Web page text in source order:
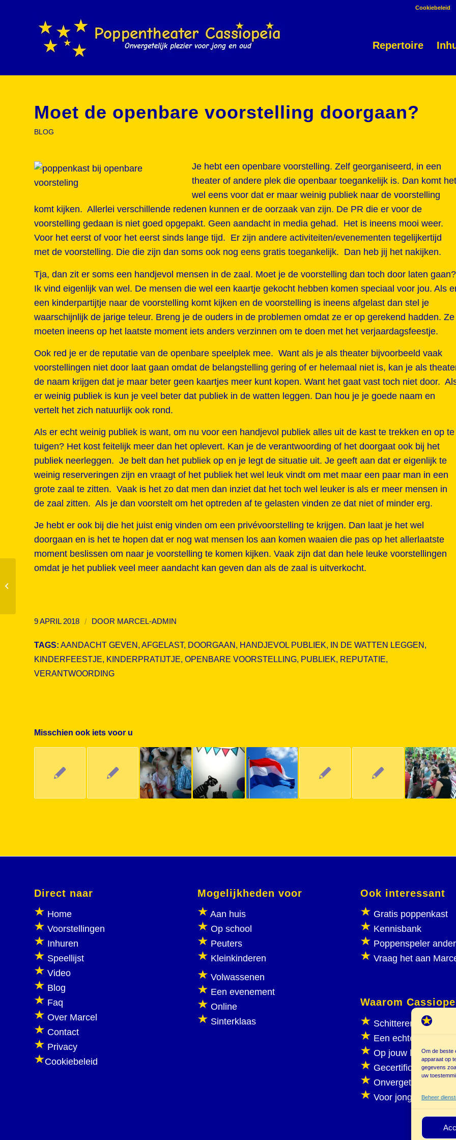
Om de beste
apparaat op
gegevens
uw
Beheer
Cookiebeleid
Repertoire
Moet de openbare voorstelling doorgaan?
BLOG
Je hebt een openbare voorstelling. Zelf georganiseerd, in een
theater of andere plek die openbaar toegankelijk is. Dan komt het
wel eens voor dat er maar weinig publiek naar de voorstelling
komt kijken. Allerlei verschillende redenen kunnen er de oorzaak van zijn. De PR die er voor de
voorstelling gedaan is niet goed opgepakt. Geen aandacht in media gehad. Het is ineens mooi weer.
Voor het eerst of voor het eerst sinds lange tijd. Er zijn andere activiteiten/evenementen tegelijkertijd
met de voorstelling. Die die zijn dan soms ook nog eens gratis toegankelijk. Dan heb jij het nakijken.
Tja, dan zit er soms een handjevol mensen in de zaal. Moet je de voorstelling dan toch door laten gaan?
Ik vind eigenlijk van wel. De mensen die wel een kaartje gekocht hebben komen speciaal voor jou. Als
een kinderpartijtje naar de voorstelling komt kijken en de voorstelling is ineens afgelast dan stel je
waarschijnlijk de jarige teleur. Breng je de ouders in de problemen omdat ze er op gerekend hadden. Ze
moeten ineens op het laatste moment iets anders verzinnen om te doen met het verjaardagsfeestje.
Ook red je er de reputatie van de openbare speelplek mee. Want als je als theater bijvoorbeeld vaak
voorstellingen niet door laat gaan omdat de belangstelling gering of er helemaal niet is, kan je als
de naam krijgen dat je maar beter geen kaartjes meer kunt kopen. Want het gaat vast toch niet door.
er weinig publiek is kun je veel beter dat publiek in de watten leggen. Dan hou je je goede naam en
vertelt het zich natuurlijk ook rond.
Als er echt weinig publiek is want, om nu voor een handjevol publiek alles uit de kast te trekken en op te
tuigen? Het kost feitelijk meer dan het oplevert. Kan je de verantwoording of het doorgaat ook bij het
publiek neerleggen. Je belt dan het publiek op en je legt de situatie uit. Je geeft aan dat er eigenlijk te
weinig reserveringen zijn en vraagt of het publiek het wel leuk vindt om met maar een paar man in een
grote zaal te zitten. Vaak is het zo dat men dan inziet dat het toch wel leuker is als er meer mensen in
de zaal zitten. Als je dan voorstelt om het optreden af te gelasten vinden ze dat niet of minder erg.
Je hebt er ook bij die het juist enig vinden om een privévoorstelling te krijgen. Dan laat je het wel
doorgaan en is het te hopen dat er nog wat mensen los aan komen waaien die pas op het allerlaatste
moment beslissen om naar je voorstelling te komen kijken. Vaak zijn dat dan hele leuke voorstellingen
omdat je het publiek veel meer aandacht kan geven dan als de zaal is uitverkocht.
9 APRIL 2018 / DOOR MARCEL-ADMIN
TAGS: AANDACHT GEVEN, AFGELAST, DOORGAAN, HANDJEVOL PUBLIEK, IN DE WATTEN LEGGEN,
KINDERFEESTJE, KINDERPRATIJTJE, OPENBARE VOORSTELLING, PUBLIEK, REPUTATIE,
VERANTWOORDING
Misschien ook iets voor u
Direct naar
Home
Voorstellingen
Inhuren
Speellijst
Video
Blog
Faq
Over Marcel
Contact
Privacy
Cookiebeleid
Mogelijkheden voor
Aan huis
Op school
Peuters
Kleinkinderen
Volwassenen
Een evenement
Online
Sinterklaas
Ook interessant
Gratis poppenkast
Kennisbank
Poppenspeler
Vraag het aan
Waarom
Schitterend
Een echte
Op jouw locatie
Gecertificeerd
Onvergetelijk
Voor jong en oud